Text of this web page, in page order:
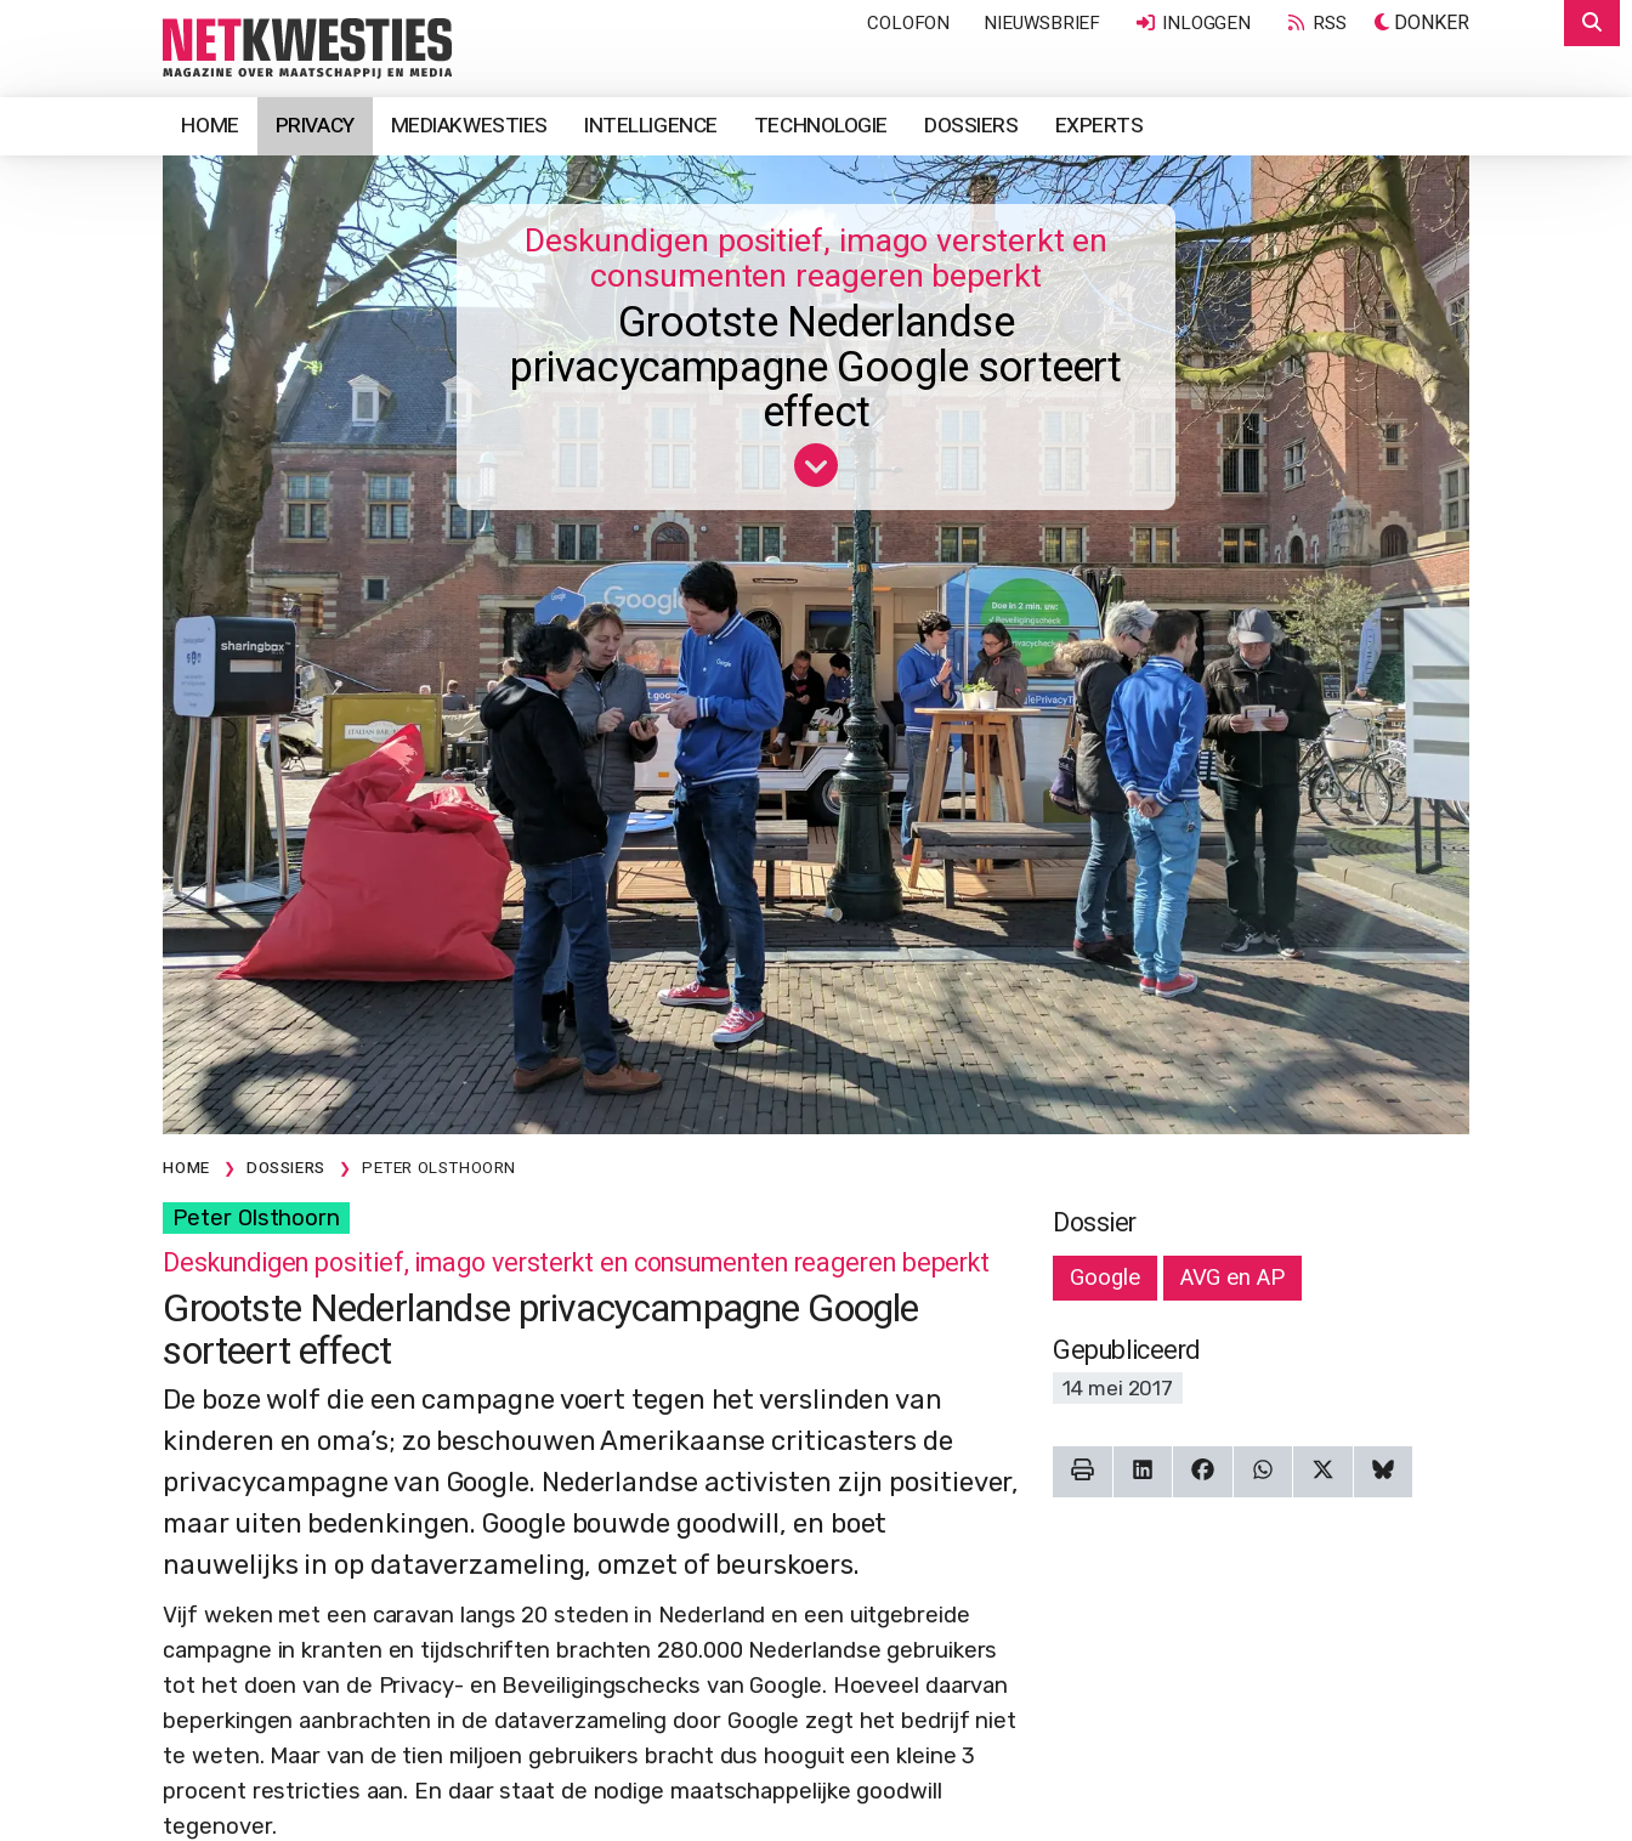
COLOFON NIEUWSBRIEF INLOGGEN RSS DONKER
HOME PRIVACY MEDIAKWESTIES INTELLIGENCE TECHNOLOGIE DOSSIERS EXPERTS
Deskundigen positief, imago versterkt en
consumenten reageren beperkt
Grootste Nederlandse
privacycampagne Google sorteert
effect
HOME DOSSIERS PETER OLSTHOORN
Peter Olsthoorn
Deskundigen positief, imago versterkt en consumenten reageren beperkt
Grootste Nederlandse privacycampagne Google
sorteert effect
De boze wolf die een campagne voert tegen het verslinden van
kinderen en oma’s; zo beschouwen Amerikaanse criticasters de
privacycampagne van Google. Nederlandse activisten zijn positiever,
maar uiten bedenkingen. Google bouwde goodwill, en boet
nauwelijks in op dataverzameling, omzet of beurskoers.
Vijf weken met een caravan langs 20 steden in Nederland en een uitgebreide
campagne in kranten en tijdschriften brachten 280.000 Nederlandse gebruikers
tot het doen van de Privacy- en Beveiligingschecks van Google. Hoeveel daarvan
beperkingen aanbrachten in de dataverzameling door Google zegt het bedrijf niet
te weten. Maar van de tien miljoen gebruikers bracht dus hooguit een kleine 3
procent restricties aan. En daar staat de nodige maatschappelijke goodwill
tegenover.
Dossier
Google AVG en AP
Gepubliceerd
14 mei 2017